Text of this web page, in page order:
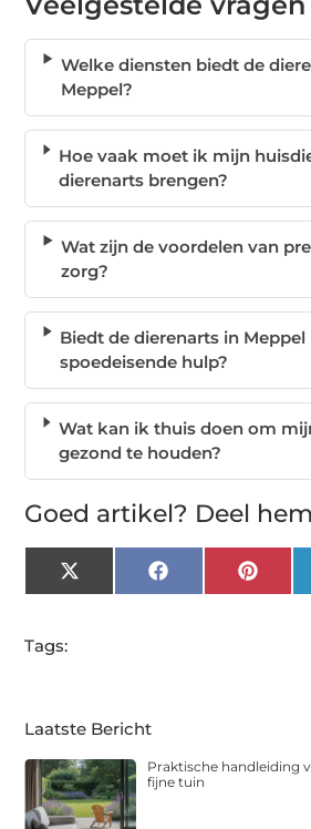
Welke diensten biedt de
Meppel?
Hoe vaak moet ik mijn
dierenarts brengen?
Wat zijn de voordelen van
zorg?
Biedt de dierenarts in Meppel
spoedeisende hulp?
Wat kan ik thuis doen om
gezond te houden?
Goed artikel? Deel
X
(Twitter)
Facebook
Tags:
Laatste Bericht
Praktische handleiding
fijne tuin